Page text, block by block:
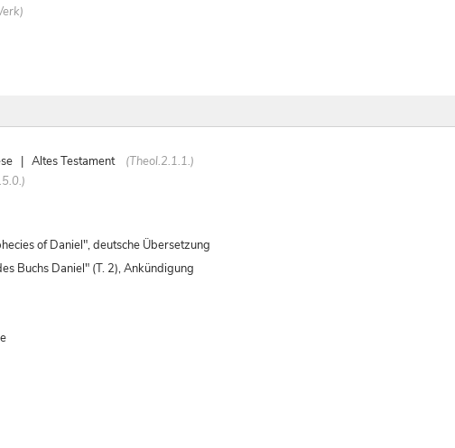
| Altes Testament (Theol.2.1.1.)
of Daniel", deutsche Übersetzung
Buchs Daniel" (T. 2), Ankündigung